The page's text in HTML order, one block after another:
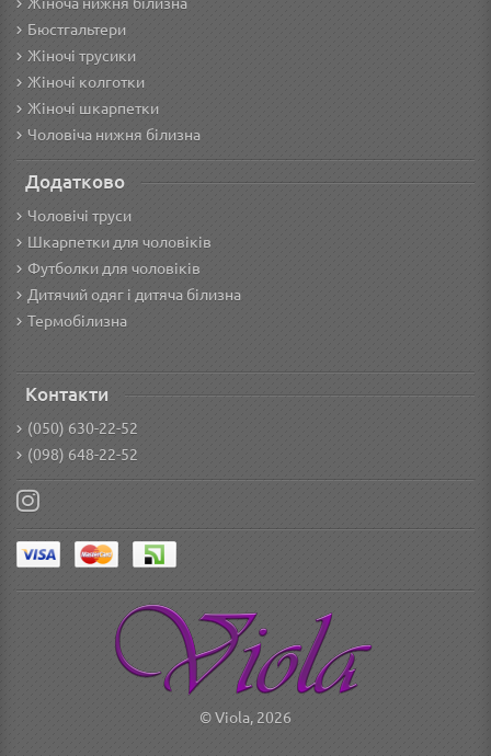
Бюстгальтери
Жіночі трусики
Жіночі колготки
Жіночі шкарпетки
Чоловіча нижня білизна
Додатково
Чоловічі труси
Шкарпетки для чоловіків
Футболки для чоловіків
Дитячий одяг і дитяча білизна
Термобілизна
Контакти
(050) 630-22-52
(098) 648-22-52
© Viola, 2026